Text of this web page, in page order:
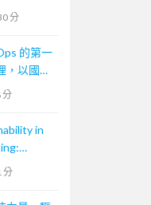
分
的第一
，以國軍
分
in
with
分